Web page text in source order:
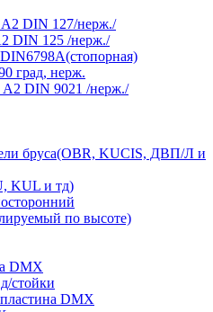
DIN 127/нерж./
DIN 125 /нерж./
град, нерж.
DIN 9021 /нерж./
бруса(OBR, KUCIS, ДВП/Л и
KUL и тд)
по высоте)
DMX
стойки
DMX